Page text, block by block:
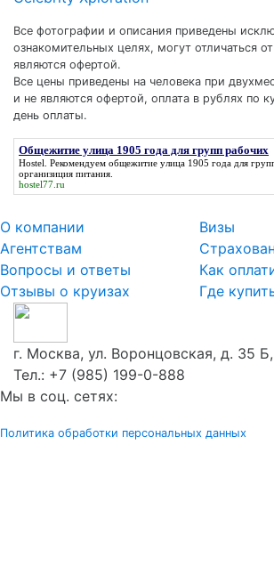
Celebrity Flora
Celebrity Xploration
Все фотографии и описания приведены
ознакомительных целях, могут отличаться
являются офертой.
Все цены приведены на человека при
день оплаты.
Общежитие улица 1905 года для групп рабочих
Hostel. Рекомендуемобщежитие улица 1905 года для
О компании
Агентствам
Вопросы и ответы
Визы
Как
г. Москва, ул. Воронцовская, д. 35 Б,
+7 (985) 199-0-888
Мы в соц. сетях: